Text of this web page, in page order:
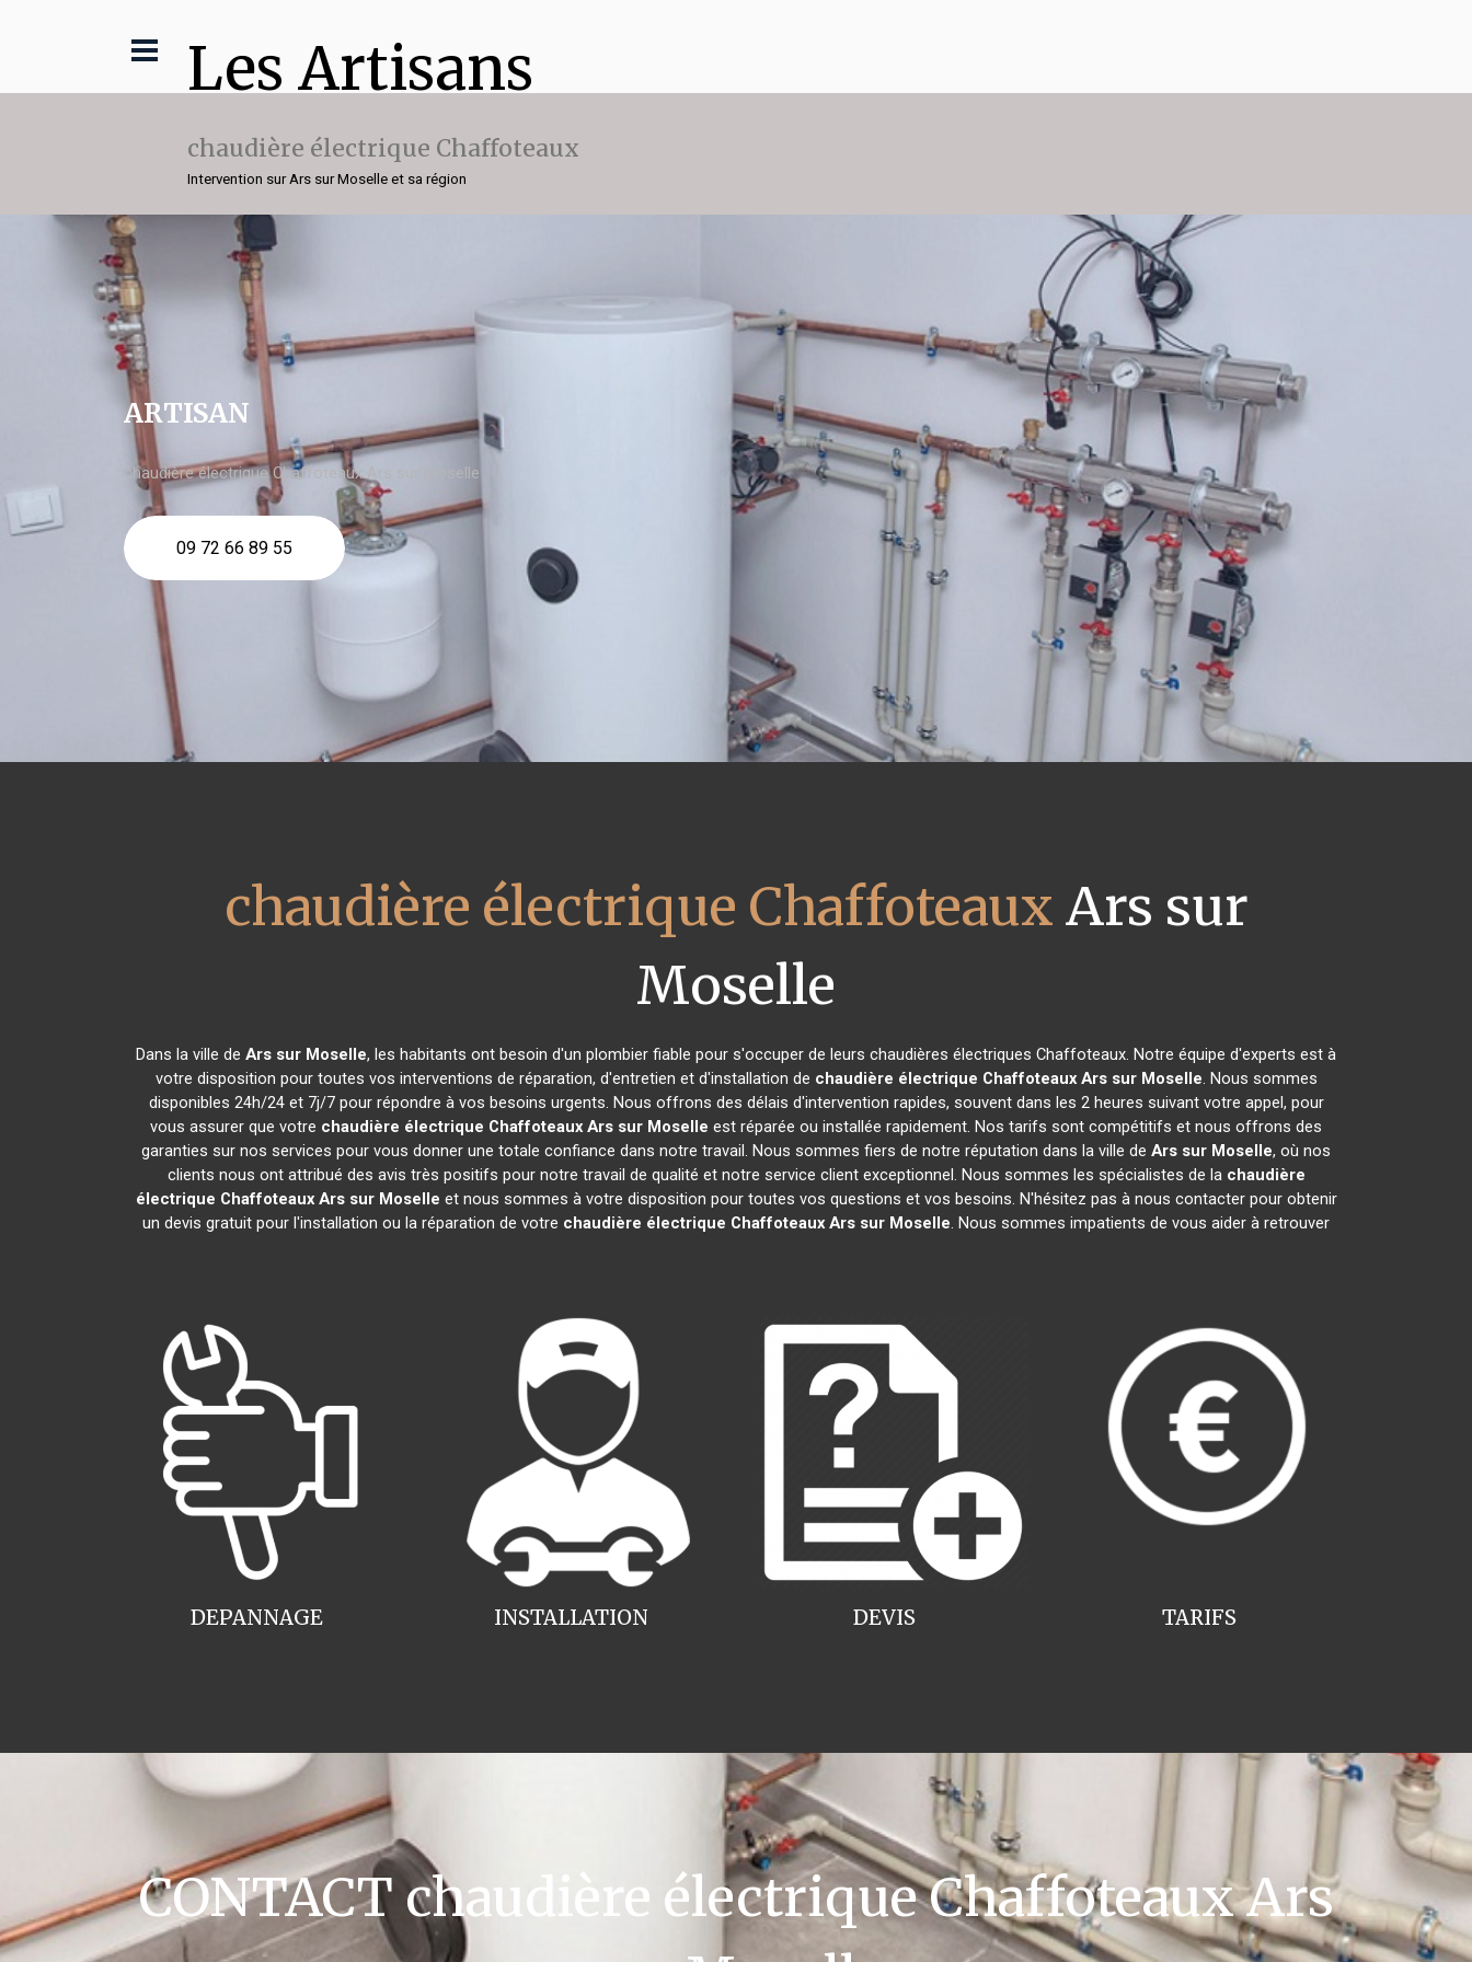
Les Artisans
chaudière électrique Chaffoteaux
Intervention sur Ars sur Moselle et sa région
ARTISAN
chaudière électrique Chaffoteaux Ars sur Moselle
09 72 66 89 55
chaudière électrique Chaffoteaux Ars sur
Moselle
Dans la ville de Ars sur Moselle, les habitants ont besoin d'un plombier fiable pour s'occuper de leurs chaudières électriques Chaffoteaux. Notre équipe d'experts est à
votre disposition pour toutes vos interventions de réparation, d'entretien et d'installation de chaudière électrique Chaffoteaux Ars sur Moselle. Nous sommes
disponibles 24h/24 et 7j/7 pour répondre à vos besoins urgents. Nous offrons des délais d'intervention rapides, souvent dans les 2 heures suivant votre appel, pour
vous assurer que votre chaudière électrique Chaffoteaux Ars sur Moselle est réparée ou installée rapidement. Nos tarifs sont compétitifs et nous offrons des
garanties sur nos services pour vous donner une totale confiance dans notre travail. Nous sommes fiers de notre réputation dans la ville de Ars sur Moselle, où nos
clients nous ont attribué des avis très positifs pour notre travail de qualité et notre service client exceptionnel. Nous sommes les spécialistes de la chaudière
électrique Chaffoteaux Ars sur Moselle et nous sommes à votre disposition pour toutes vos questions et vos besoins. N'hésitez pas à nous contacter pour obtenir
un devis gratuit pour l'installation ou la réparation de votre chaudière électrique Chaffoteaux Ars sur Moselle. Nous sommes impatients de vous aider à retrouver
INSTALLATION
DEPANNAGE TARIFS
DEVIS
CONTACT chaudière électrique Chaffoteaux Ars